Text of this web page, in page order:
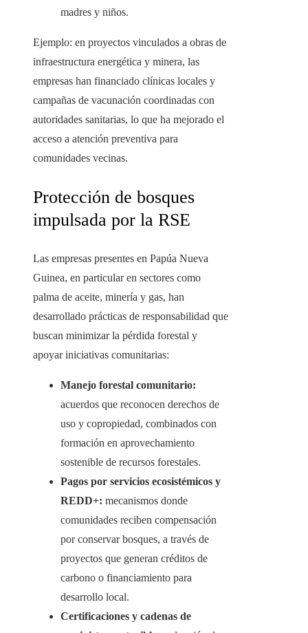
madres y niños.
Ejemplo: en proyectos vinculados a obras de
infraestructura energética y minera, las
empresas han financiado clínicas locales y
campañas de vacunación coordinadas con
autoridades sanitarias, lo que ha mejorado el
acceso a atención preventiva para
comunidades vecinas.
Protección de bosques
impulsada por la RSE
Las empresas presentes en Papúa Nueva
Guinea, en particular en sectores como
palma de aceite, minería y gas, han
desarrollado prácticas de responsabilidad que
buscan minimizar la pérdida forestal y
apoyar iniciativas comunitarias:
Manejo forestal comunitario:
acuerdos que reconocen derechos de
uso y copropiedad, combinados con
formación en aprovechamiento
sostenible de recursos forestales.
Pagos por servicios ecosistémicos y
REDD+: mecanismos donde
comunidades reciben compensación
por conservar bosques, a través de
proyectos que generan créditos de
carbono o financiamiento para
desarrollo local.
Certificaciones y cadenas de